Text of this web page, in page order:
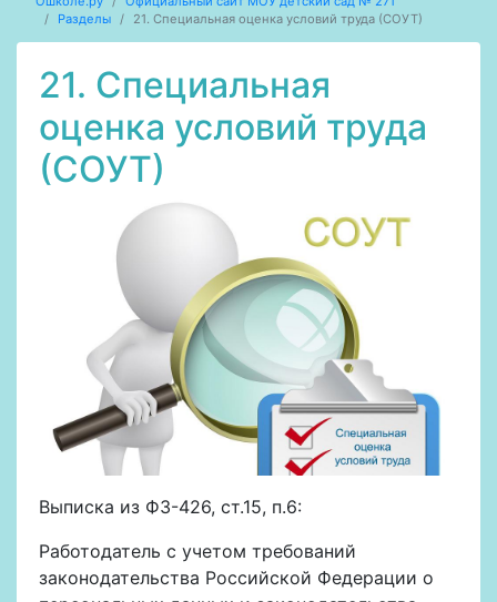
Разделы
21. Специальная оценка условий труда (СОУТ)
21. Специальная
оценка условий труда
(СОУТ)
Выписка из ФЗ-426, ст.15, п.6:
Работодатель с учетом требований
законодательства Российской Федерации о